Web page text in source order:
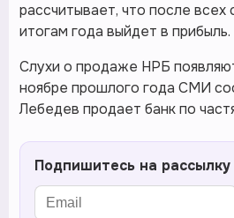
рассчитывает, что после
итогам года выйдет в прибыль.
Слухи о продаже НРБ
ноябре прошлого года СМИ
Лебедев продает банк по
Подпишитесь на рассылку